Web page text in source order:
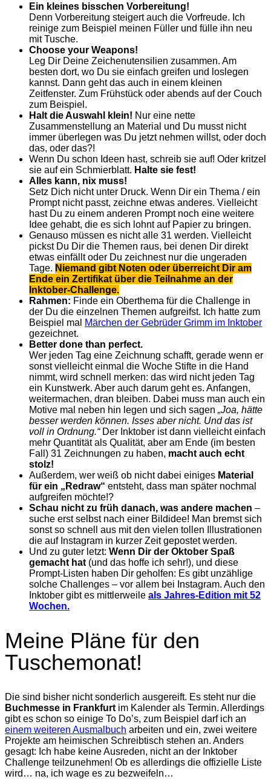
Ein kleines bisschen Vorbereitung!
Denn Vorbereitung steigert auch die Vorfreude. Ich
reinige zum Beispiel meinen Füller und fülle ihn neu
mit Tusche.
Choose your Weapons!
Leg Dir Deine Zeichenutensilien zusammen. Am
besten dort, wo Du sie einfach greifen und loslegen
kannst. Dann geht das auch in einem kleinen
Zeitfenster. Zum Frühstück oder abends auf der Couch
zum Beispiel.
Halt die Auswahl klein! Nur eine nette
Zusammenstellung an Material und Du musst nicht
immer überlegen was Du jetzt nehmen willst, oder doch
das, oder das?!
Wenn Du schon Ideen hast, schreib sie auf! Oder kritzel
sie auf ein Schmierblatt. Halte sie fest!
Alles kann, nix muss!
Setz Dich nicht unter Druck. Wenn Dir ein Thema / ein
Prompt nicht passt, zeichne etwas anderes. Vielleicht
hast Du zu einem anderen Prompt noch eine weitere
Idee gehabt, die es sich lohnt auf Papier zu bringen.
Genauso müssen es nicht alle 31 werden. Vielleicht
pickst Du Dir die Themen raus, bei denen Dir direkt
etwas einfällt oder Du zeichnest nur die ungeraden
Tage. Niemand gibt Noten oder überreicht Dir am
Ende ein Zertifikat über die Teilnahme an der
Inktober-Challenge.
Rahmen: Finde ein Oberthema für die Challenge in
der Du die einzelnen Themen aufgreifst. Ich hatte zum
Beispiel mal
Märchen der Gebrüder Grimm im Inktober
gezeichnet.
Better done than perfect.
Wer jeden Tag eine Zeichnung schafft, gerade wenn er
sonst vielleicht einmal die Woche Stifte in die Hand
nimmt, wird schnell merken: das wird nicht jeden Tag
ein Kunstwerk. Aber auch darum geht es. Anfangen,
weitermachen, dran bleiben. Dabei muss man auch ein
Motive mal neben hin legen und sich sagen „Joa, hätte
besser werden können. Isses aber nicht. Und das ist
voll in Ordnung.“Der Inktober ist dann vielleicht einfach
mehr Quantität als Qualität, aber am Ende (im besten
Fall) 31 Zeichnungen zu haben, macht auch echt
stolz!
Außerdem, wer weiß ob nicht dabei einiges Material
für ein „Redraw“ entsteht, dass man später nochmal
aufgreifen möchte!?
Schau nicht zu früh danach, was andere machen –
suche erst selbst nach einer Bildidee! Man bremst sich
sonst so schnell aus mit den vielen tollen Illustrationen
die auf Instagram in kurzer Zeit gepostet werden.
Und zu guter letzt: Wenn Dir der Oktober Spaß
gemacht hat (und das hoffe ich sehr!), und diese
Prompt-Listen haben Dir geholfen: Es gibt unzählige
solche Challenges – vor allem bei Instagram. Auch den
Inktober gibt es mittlerweile als Jahres-Edition mit 52
Wochen.
Meine Pläne für den
Tuschemonat!
Die sind bisher nicht sonderlich ausgereift. Es steht nur die
Buchmesse in Frankfurt im Kalender als Termin. Allerdings
gibt es schon so einige To Do’s, zum Beispiel darf ich an
einem weiteren Ausmalbuch arbeiten und ein, zwei weitere
Projekte am heimischen Schreibtisch stehen an. Anders
gesagt: Ich habe keine Ausreden, nicht an der Inktober
Challenge teilzunehmen! Ob es allerdings die offizielle Liste
wird… na, ich wage es zu bezweifeln…